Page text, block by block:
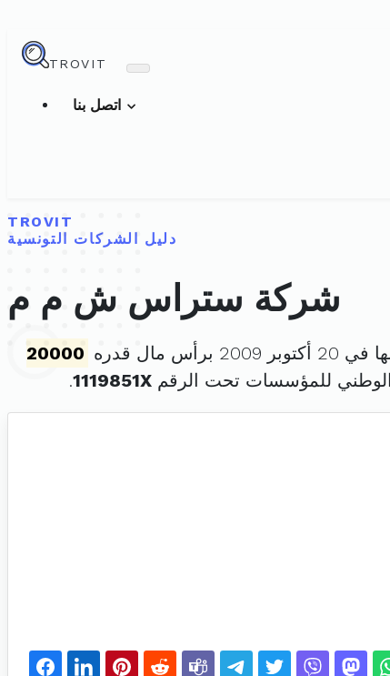
TROVIT
TROVIT
دليل الشركات التونسية
شركة ستراس ش م م
برأس مال قدره
20000
للمؤسسات تحت الرقم 1119851X
.